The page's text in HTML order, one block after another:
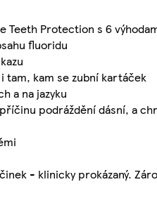
Teeth Protection s 6
fluoridu
kam se zubní kartáček
a na jazyku
podráždění dásní, a
- klinicky prokázaný.